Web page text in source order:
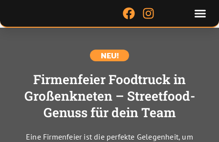
springen
F
a
e
b
o
o
k
I
n
g
r
a
m
NEU!
Firmenfeier Foodtruck in
Großenkneten – Streetfood-
Genuss für dein Team
Eine Firmenfeier ist die perfekte Gelegenheit, um